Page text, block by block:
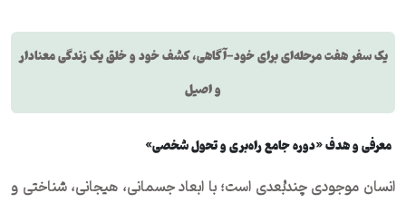
یک سفر هفت مرحله‌ای برای خود-آگاهی، کشف خود و خلق یک زندگی معنادار
و اصیل
معرفی و هدف «دوره جامع راه‌بری و تحول شخصی»
انسان موجودی چندبُعدی است؛ با ابعاد جسمانی، هیجانی، شناختی و